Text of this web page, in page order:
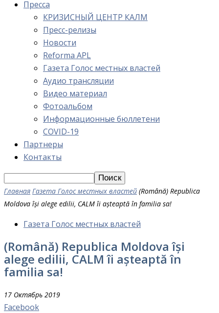
Пресса
КРИЗИСНЫЙ ЦЕНТР КАЛМ
Пресс-релизы
Новости
Reforma APL
Газета Голос местных властей
Аудио трансляции
Видео материал
Фотоальбом
Информационные бюллетени
COVID-19
Партнеры
Контакты
Главная Газета Голос местных властей (Română) Republica
Moldova își alege edilii, CALM îi așteaptă în familia sa!
Газета Голос местных властей
(Română) Republica Moldova își
alege edilii, CALM îi așteaptă în
familia sa!
17 Октябрь 2019
Facebook